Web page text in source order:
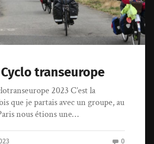
transeurope
2023 C’est la
que je partais avec un groupe, au
nous étions une…
0